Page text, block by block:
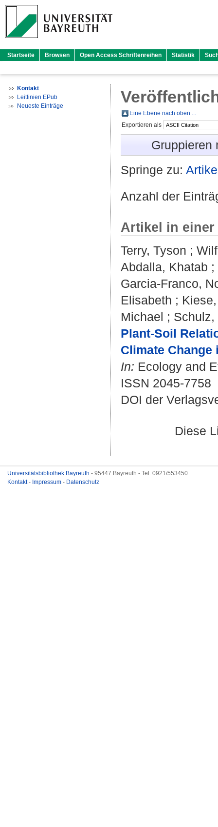
Startseite Browsen Open Access Schriftenreihen Statistik
Kontakt
Leitlinien EPub
Neueste Einträge
Eine Ebene nach oben ...
Exportieren als
Gruppieren
Springe zu:
Anzahl der
Artikel in
Terry, Tyson ;
Abdalla, Khatab ;
Garcia-Franco,
Elisabeth ;
Michael ; Schulz,
Plant-Soil
Climate
In: Ecology and
ISSN 2045-7758
DOI der
Diese
Universitätsbibliothek Bayreuth - 95447 Bayreuth - Tel. 0921/553450
Kontakt- Impressum - Datenschutz